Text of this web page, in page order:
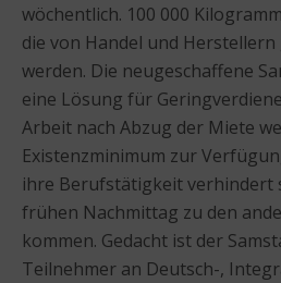
wöchentlich. 100 000
die von Handel und
werden. Die neugeschaffene
eine Lösung für
Arbeit nach Abzug der Miete
Existenzminimum zur
ihre Berufstätigkeit verhindert
frühen Nachmittag zu den
kommen. Gedacht ist der
Teilnehmer an Deutsch-,